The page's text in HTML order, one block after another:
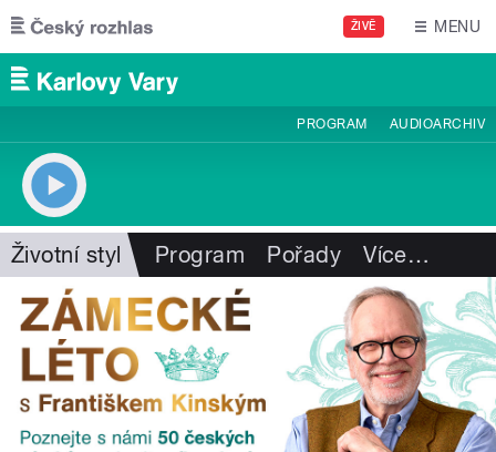
Přejít k hlavnímu obsahu
ŽIVĚ MENU
PROGRAM AUDIOARCHIV
Životní styl Program Pořady Více…